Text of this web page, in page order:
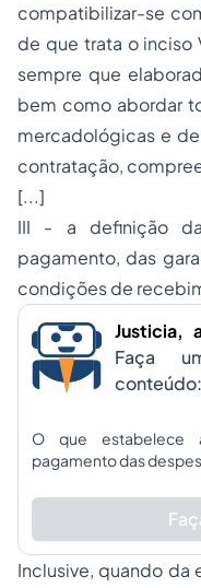
compatibilizar-se
de que trata o inciso
sempre que
bem como abordar
mercadológicas e
contratação,
[...]
III - a definição
pagamento, das
condições de
Justicia,
Faça
conteúdo:
O que
pagamento das
Inclusive, quando da